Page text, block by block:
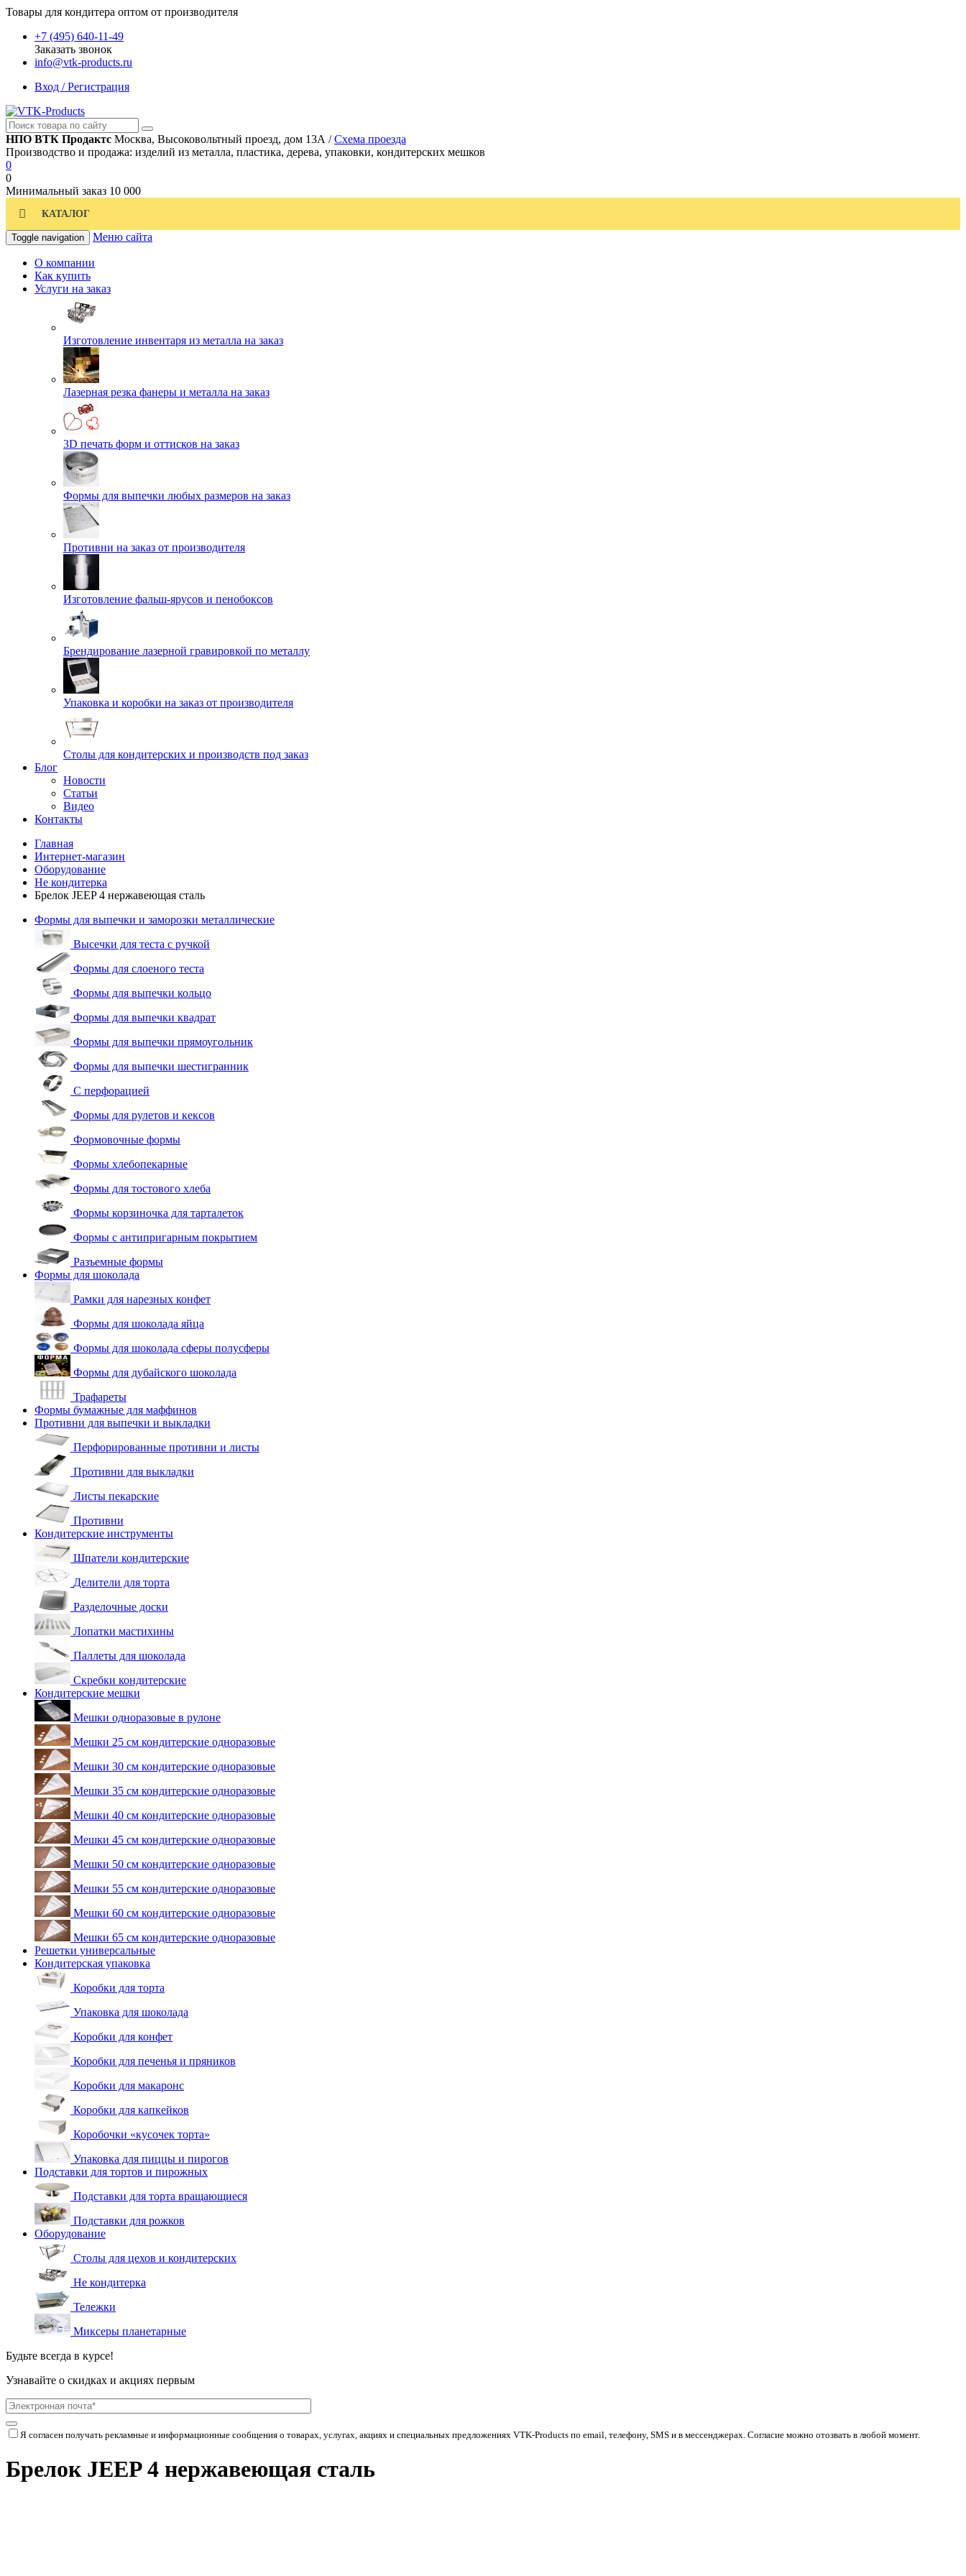
Товары для кондитера оптом от производителя
+7 (495) 640-11-49
Заказать звонок
info@vtk-products.ru
Вход / Регистрация
НПО ВТК Продактс Москва, Высоковольтный проезд, дом 13А /Схема проезда
Производство и продажа: изделий из металла, пластика, дерева, упаковки, кондитерских мешков
0
0
Минимальный заказ 10 000
КАТАЛОГ
Toggle navigation Меню сайта
О компании
Как купить
Услуги на заказ
Изготовление инвентаря из металла на заказ
Лазерная резка фанеры и металла на заказ
3D печать форм и оттисков на заказ
Формы для выпечки любых размеров на заказ
Противни на заказ от производителя
Изготовление фальш-ярусов и пенобоксов
Брендирование лазерной гравировкой по металлу
Упаковка и коробки на заказ от производителя
Cтолы для кондитерских и производств под заказ
Блог
Новости
Статьи
Видео
Контакты
Главная
Интернет-магазин
Оборудование
Не кондитерка
Брелок JEEP 4 нержавеющая сталь
Формы для выпечки и заморозки металлические
Высечки для теста с ручкой
Формы для слоеного теста
Формы для выпечки кольцо
Формы для выпечки квадрат
Формы для выпечки прямоугольник
Формы для выпечки шестигранник
С перфорацией
Формы для рулетов и кексов
Формовочные формы
Формы хлебопекарные
Формы для тостового хлеба
Формы корзиночка для тарталеток
Формы с антипригарным покрытием
Разъемные формы
Формы для шоколада
Рамки для нарезных конфет
Формы для шоколада яйца
Формы для шоколада сферы полусферы
Формы для дубайского шоколада
Трафареты
Формы бумажные для маффинов
Противни для выпечки и выкладки
Перфорированные противни и листы
Противни для выкладки
Листы пекарские
Противни
Кондитерские инструменты
Шпатели кондитерские
Делители для торта
Разделочные доски
Лопатки мастихины
Паллеты для шоколада
Скребки кондитерские
Кондитерские мешки
Мешки одноразовые в рулоне
Мешки 25 см кондитерские одноразовые
Мешки 30 см кондитерские одноразовые
Мешки 35 см кондитерские одноразовые
Мешки 40 см кондитерские одноразовые
Мешки 45 см кондитерские одноразовые
Мешки 50 см кондитерские одноразовые
Мешки 55 см кондитерские одноразовые
Мешки 60 см кондитерские одноразовые
Мешки 65 см кондитерские одноразовые
Решетки универсальные
Кондитерская упаковка
Коробки для торта
Упаковка для шоколада
Коробки для конфет
Коробки для печенья и пряников
Коробки для макаронс
Коробки для капкейков
Коробочки «кусочек торта»
Упаковка для пиццы и пирогов
Подставки для тортов и пирожных
Подставки для торта вращающиеся
Подставки для рожков
Оборудование
Столы для цехов и кондитерских
Не кондитерка
Тележки
Миксеры планетарные
Будьте всегда в курсе!
Узнавайте о скидках и акциях первым
Я согласен получать рекламные и информационные сообщения о товарах, услугах, акциях и специальных предложениях VTK-Products по email, телефону, SMS и в мессенджерах. Согласие можно отозвать в любой момент.
Брелок JEEP 4 нержавеющая сталь